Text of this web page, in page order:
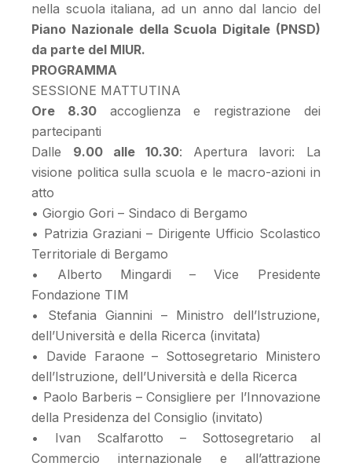
nella scuola italiana, ad un anno dal lancio del
Piano Nazionale della Scuola Digitale (PNSD)
da parte del MIUR.
PROGRAMMA
SESSIONE MATTUTINA
Ore 8.30accoglienza e registrazione dei
partecipanti
Dalle 9.00 alle 10.30: Apertura lavori: La
visione politica sulla scuola e le macro-azioni in
atto
• Giorgio Gori – Sindaco di Bergamo
• Patrizia Graziani – Dirigente Ufficio Scolastico
Territoriale di Bergamo
• Alberto Mingardi – Vice Presidente
Fondazione TIM
• Stefania Giannini – Ministro dell’Istruzione,
dell’Università e della Ricerca (invitata)
• Davide Faraone – Sottosegretario Ministero
dell’Istruzione, dell’Università e della Ricerca
• Paolo Barberis – Consigliere per l’Innovazione
della Presidenza del Consiglio (invitato)
• Ivan Scalfarotto – Sottosegretario al
Commercio internazionale e all’attrazione